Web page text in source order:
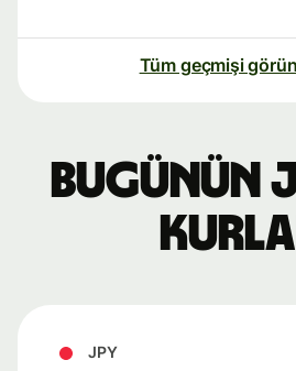
Tüm geçmişi
Bugünün
JPY